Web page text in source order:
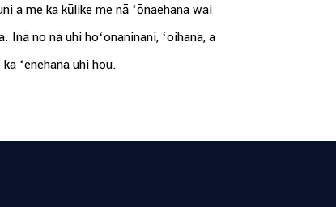
a me ka kūlike me nā ʻōnaehana wai
Inā no nā uhi hoʻonaninani, ʻoihana, a
ʻenehana uhi hou.